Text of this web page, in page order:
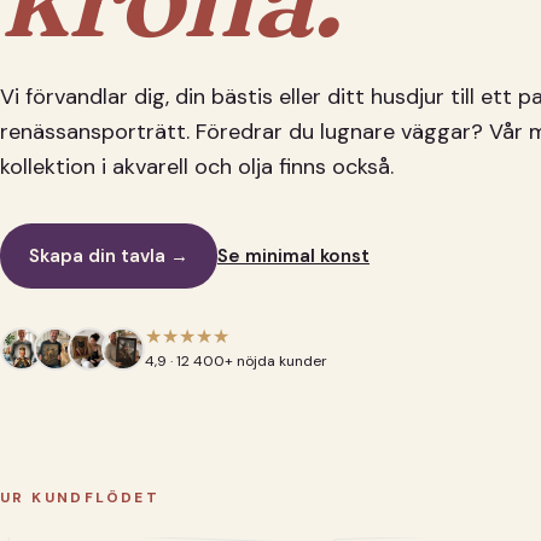
Vi förvandlar dig, din bästis eller ditt husdjur till ett
renässansporträtt. Föredrar du lugnare väggar? Vår
kollektion i akvarell och olja finns också.
Skapa din tavla → Se minimal konst
★★★★★
4,9 · 12 400+ nöjda kunder
UR KUNDFLÖDET